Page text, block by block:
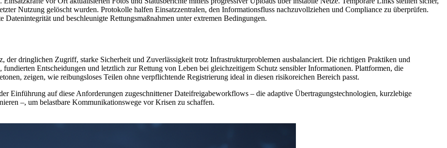
Nutzung gelöscht wurden. Protokolle halfen Einsatzzentralen, den Informationsfluss nachzuvollziehen und Compliance zu überprüfen.
und beschleunigte Rettungsmaßnahmen unter extremen Bedingungen.
der dringlichen Zugriff, starke Sicherheit und Zuverlässigkeit trotz Infrastrukturproblemen ausbalanciert. Die richtigen Praktiken und
Entscheidungen und letztlich zur Rettung von Leben bei gleichzeitigem Schutz sensibler Informationen. Plattformen, die
zeigen, wie reibungsloses Teilen ohne verpflichtende Registrierung ideal in diesen risikoreichen Bereich passt.
Einführung auf diese Anforderungen zugeschnittener Dateifreigabeworkflows – die adaptive Übertragungstechnologien, kurzlebige
–, um belastbare Kommunikationswege vor Krisen zu schaffen.